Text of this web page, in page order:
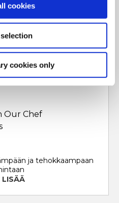
cookies
cookies only
elävänä trendikkäillä ja
innostumaan.
LISÄÄ
ja tehokkaampaan
LISÄÄ